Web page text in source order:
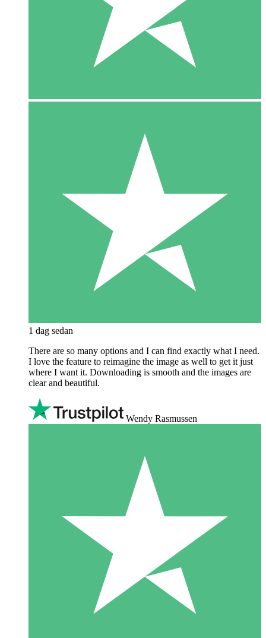
1 dag sedan
There are so many options and I can find exactly what I need.
I love the feature to reimagine the image as well to get it just
where I want it. Downloading is smooth and the images are
clear and beautiful.
Wendy Rasmussen